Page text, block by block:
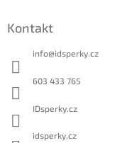
Kontakt
info@idsperky.cz
603 433 765
IDsperky.cz
idsperky.cz